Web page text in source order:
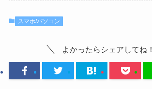
スマホ/パソコン
よかったらシェアしてね！